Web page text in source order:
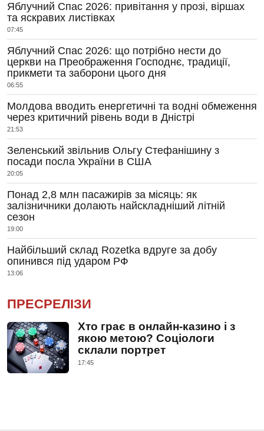
Яблучний Спас 2026: привітання у прозі, віршах
та яскравих листівках
07:45
Яблучний Спас 2026: що потрібно нести до
церкви на Преображення Господнє, традиції,
прикмети та заборони цього дня
06:55
Молдова вводить енергетичні та водні обмеження
через критичний рівень води в Дністрі
21:53
Зеленський звільнив Ольгу Стефанішину з
посади посла України в США
20:05
Понад 2,8 млн пасажирів за місяць: як
залізничники долають найскладніший літній
сезон
19:00
Найбільший склад Rozetka вдруге за добу
опинився під ударом РФ
13:06
ПРЕСРЕЛІЗИ
Хто грає в онлайн-казино і з
якою метою? Соціологи
склали портрет
17:45